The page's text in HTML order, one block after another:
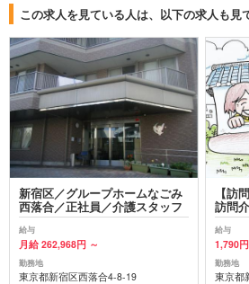
この求人を見ている人は、以下の求人も見
新宿区／グループホームなごみ
西落合／正社員／介護スタッフ
給与
月給 262,968円 ～
勤務地
東京都新宿区西落合4-8-19
【訪
訪問
給与
1,790
勤務地
東京都